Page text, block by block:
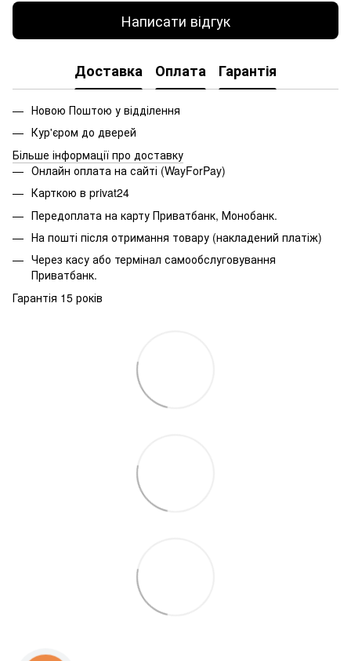
Написати відгук
Доставка Оплата Гарантія
Новою Поштою у відділення
Кур'єром до дверей
Більше інформації про доставку
Онлайн оплата на сайті (WayForPay)
Карткою в privat24
Передоплата на карту Приватбанк, Монобанк.
На пошті після отримання товару (накладений платіж)
Через касу або термінал самообслуговування
Приватбанк.
Гарантія 15 років